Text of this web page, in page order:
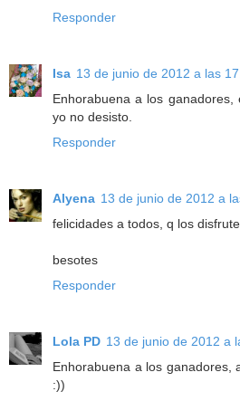
Responder
Isa 13 de junio de 2012 a las
Enhorabuena a los
yo no desisto.
Responder
Alyena 13 de junio de 2012 a
felicidades a todos, q los
besotes
Responder
Lola PD 13 de junio de 2012 a
Enhorabuena a los ganadores,
:))